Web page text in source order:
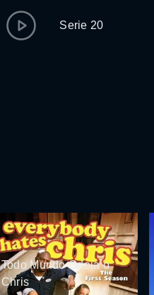
Serie 20
Todo Mundo Odeia o
Chris